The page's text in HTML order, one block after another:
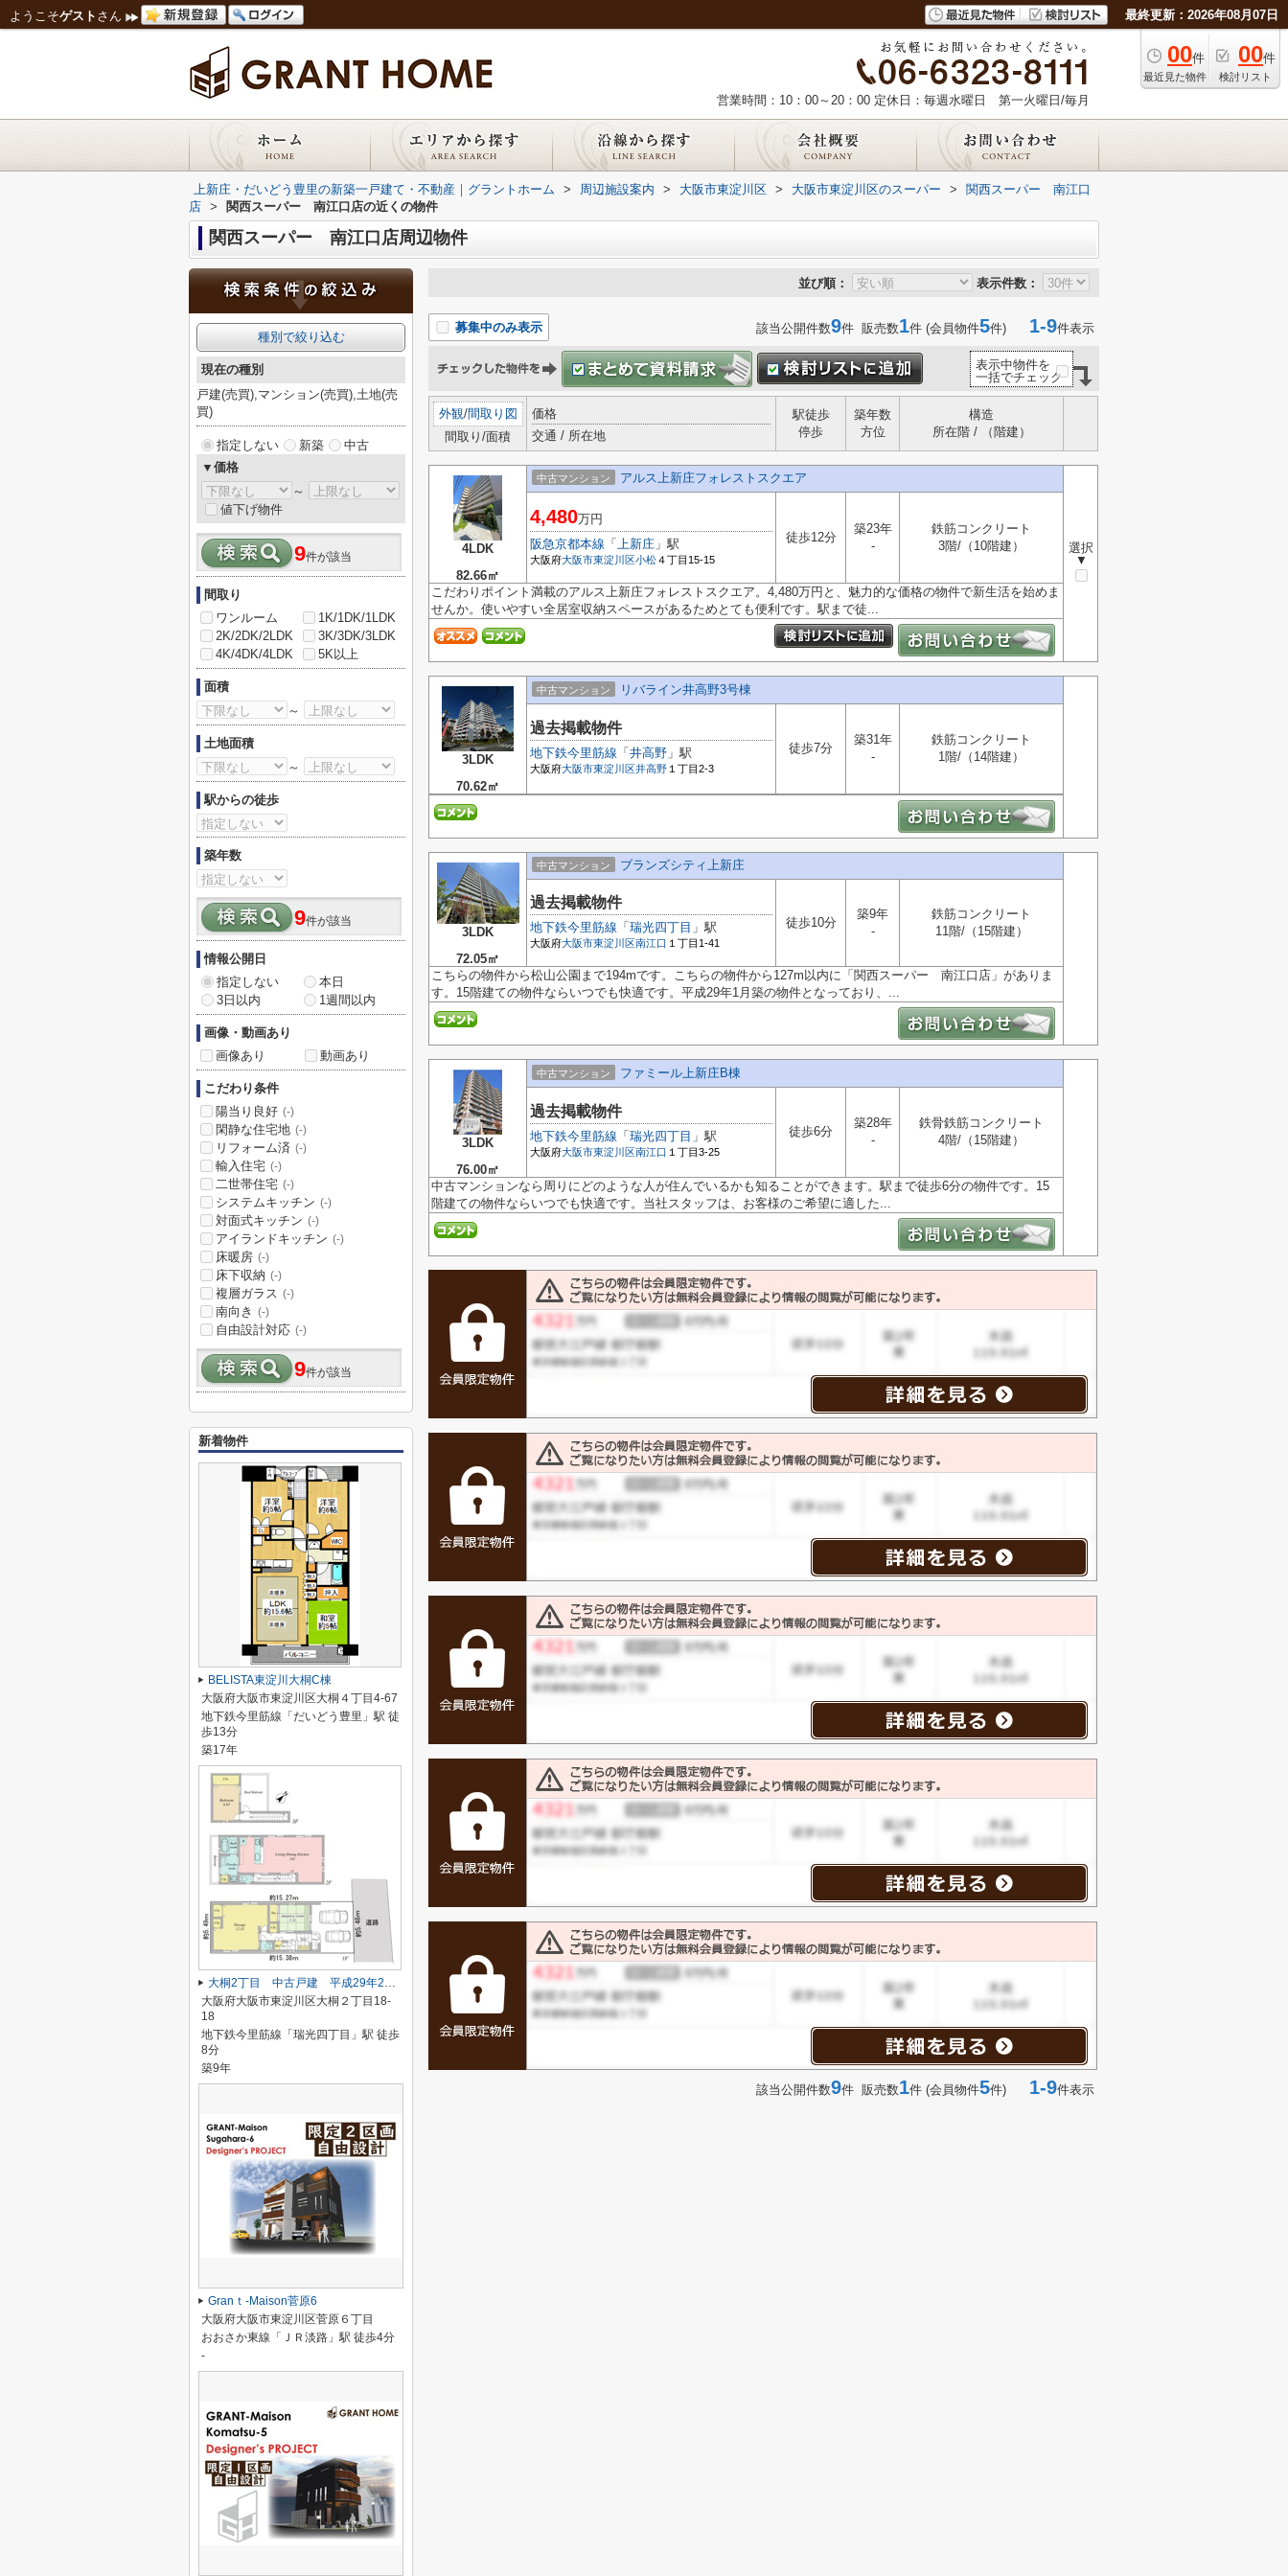
ようこそゲスト さん 最終更新：2026年08月07日
00件
最近見た物件
00件
検討リスト
営業時間：10：00～20：00 定休日：毎週水曜日 第一火曜日/毎月
上新庄・だいどう豊里の新築一戸建て・不動産｜グラントホーム > 周辺施設案内 > 大阪市東淀川区 > 大阪市東淀川区のスーパー >
関西スーパー 南江口
店 > 関西スーパー 南江口店の近くの物件
関西スーパー 南江口店周辺物件
並び順： 表示件数：
募集中のみ表示 該当公開件数9件 販売数1件 (会員物件5件) 1-9件表示
表示中物件を
一括でチェック
外観/間取り図
間取り/面積
価格
交通 / 所在地
駅徒歩
停歩
築年数
方位
構造
所在階 / （階建）
4LDK
82.66㎡
中古マンション アルス上新庄フォレストスクエア
選択
▼
4,480万円
阪急京都本線 「 上新庄 」駅
大阪府大阪市東淀川区小松４丁目15-15
徒歩12分
築23年
-
鉄筋コンクリート
3階/（10階建）
こだわりポイント満載のアルス上新庄フォレストスクエア。4,480万円と、魅力的な価格の物件で新生活を始めま
せんか。使いやすい全居室収納スペースがあるためとても便利です。駅まで徒...
3LDK
70.62㎡
中古マンション リバライン井高野3号棟
過去掲載物件
地下鉄今里筋線 「 井高野 」駅
大阪府大阪市東淀川区井高野 １丁目2-3
徒歩7分
築31年
-
鉄筋コンクリート
1階/（14階建）
3LDK
72.05㎡
中古マンション ブランズシティ上新庄
過去掲載物件
地下鉄今里筋線 「 瑞光四丁目 」駅
大阪府大阪市東淀川区南江口 １丁目1-41
徒歩10分
築9年
-
鉄筋コンクリート
11階/（15階建）
こちらの物件から松山公園まで194mです。こちらの物件から127m以内に「関西スーパー 南江口店」がありま
す。15階建ての物件ならいつでも快適です。平成29年1月築の物件となっており、...
3LDK
76.00㎡
中古マンション ファミール上新庄B棟
過去掲載物件
地下鉄今里筋線 「 瑞光四丁目 」駅
大阪府大阪市東淀川区南江口 １丁目3-25
徒歩6分
築28年
-
鉄骨鉄筋コンクリート
4階/（15階建）
中古マンションなら周りにどのような人が住んでいるかも知ることができます。駅まで徒歩6分の物件です。15
階建ての物件ならいつでも快適です。当社スタッフは、お客様のご希望に適した...
該当公開件数9件 販売数1件 (会員物件5件) 1-9件表示
種別で絞り込む
現在の種別
戸建(売買),マンション(売買),土地(売
買)
指定しない 新築
中古
▼価格
～
値下げ物件
9件が該当
間取り
ワンルーム
1K/1DK/1LDK
2K/2DK/2LDK
3K/3DK/3LDK
4K/4DK/4LDK
5K以上
面積
～
土地面積
～
駅からの徒歩
築年数
9件が該当
情報公開日
指定しない
本日
3日以内
1週間以内
画像・動画あり
画像あり
動画あり
こだわり条件
陽当り良好 (-)
閑静な住宅地 (-)
リフォーム済 (-)
輸入住宅 (-)
二世帯住宅 (-)
システムキッチン (-)
対面式キッチン (-)
アイランドキッチン (-)
床暖房 (-)
床下収納 (-)
複層ガラス (-)
南向き (-)
自由設計対応 (-)
9件が該当
新着物件
BELISTA東淀川大桐C棟
大阪府大阪市東淀川区大桐４丁目4-67
地下鉄今里筋線「だいどう豊里」駅 徒
歩13分
築17年
大桐2丁目 中古戸建 平成29年2月築
大阪府大阪市東淀川区大桐２丁目18-
18
地下鉄今里筋線「瑞光四丁目」駅 徒歩
8分
築9年
Granｔ-Maison菅原6
大阪府大阪市東淀川区菅原６丁目
おおさか東線「ＪＲ淡路」駅 徒歩4分
-